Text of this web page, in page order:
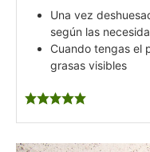
Una vez
según las
Cuando tengas el
grasas visibles